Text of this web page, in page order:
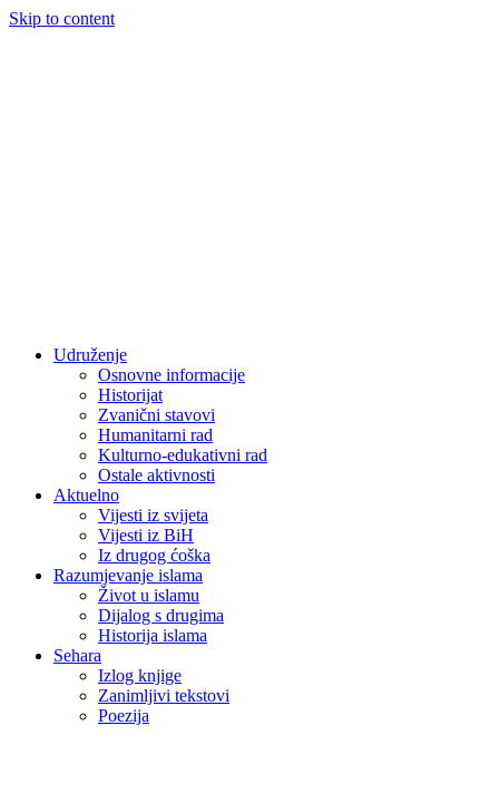
Skip to content
Udruženje
Osnovne informacije
Historijat
Zvanični stavovi
Humanitarni rad
Kulturno-edukativni rad
Ostale aktivnosti
Aktuelno
Vijesti iz svijeta
Vijesti iz BiH
Iz drugog ćoška
Razumjevanje islama
Život u islamu
Dijalog s drugima
Historija islama
Sehara
Izlog knjige
Zanimljivi tekstovi
Poezija